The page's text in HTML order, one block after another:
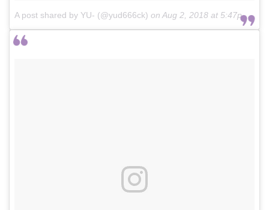
A post shared by YU- (@yud666ck) on Aug 2, 2018 at 5:47pm PDT